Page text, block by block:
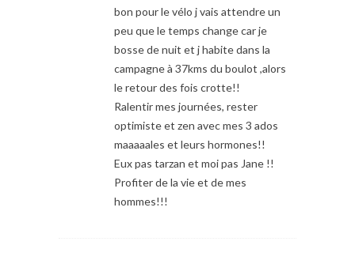
bon pour le vélo j vais attendre un
peu que le temps change car je
bosse de nuit et j habite dans la
campagne à 37kms du boulot ,alors
le retour des fois crotte!!
Ralentir mes journées, rester
optimiste et zen avec mes 3 ados
maaaaales et leurs hormones!!
Eux pas tarzan et moi pas Jane !!
Profiter de la vie et de mes
hommes!!!